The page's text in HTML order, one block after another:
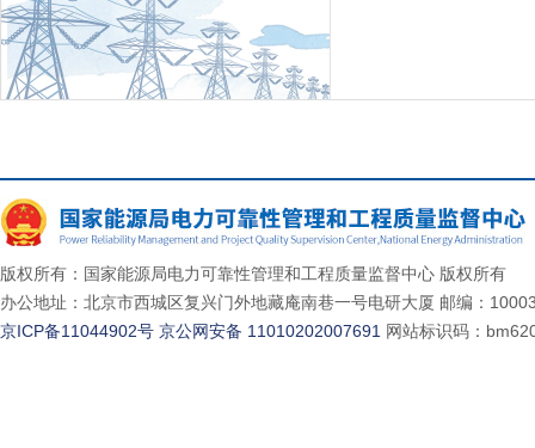
版权所有：国家能源局电力可靠性管理和工程质量监督中心 版权所有
办公地址：北京市西城区复兴门外地藏庵南巷一号电研大厦 邮编：
京ICP备11044902号 京公网安备 11010202007691 网站标识码：